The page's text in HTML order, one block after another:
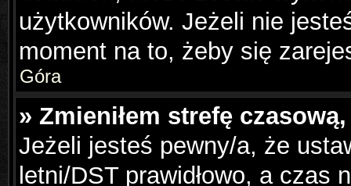
użytkowników. Jeżeli nie
moment na to, żeby się
Góra
» Zmieniłem strefę
Jeżeli jesteś pewny/a, że
letni/DST prawidłowo, a czas